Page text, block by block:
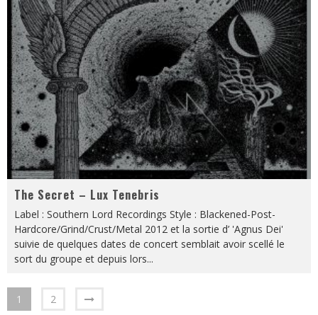
The Secret – Lux Tenebris
Label : Southern Lord Recordings Style : Blackened-Post-
Hardcore/Grind/Crust/Metal 2012 et la sortie d’ 'Agnus Dei'
suivie de quelques dates de concert semblait avoir scellé le
sort du groupe et depuis lors...
1 2